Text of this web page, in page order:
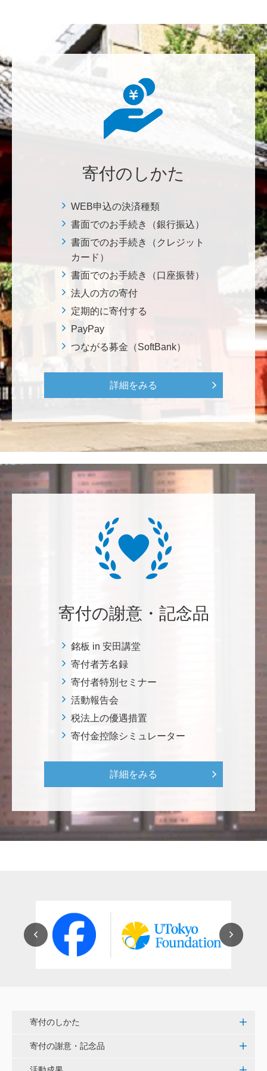
美味しいお寿司、刺身、美味しい魚、美味しい日本
も未来永劫 美味しいお寿司、刺身、日本米を子供た
ち、孫たち、子々孫々へ <国際水産研究教育基金>
す。募金することにより、私自身も参加しているよう
プロジェクト>
株式会社Ｌｅｇａｌｓｃａｐｅ
当社は、IS・CSで学んだ知見を法領域に応用するとこ
ろから始まりました。この社会でますますコンピュー
タ科学の力が発揮されるよう祈念して、支援いたしま
す。 <コンピュータサイエンス教育支援基金>
世界に貢献を！
田畑 和樹
対校戦勝利、インカレ優勝目指して頑張ってくださ
い！ <漕艇部>
自身の高齢化とともに、障害のある方の苦労がよく理
解できるようになりました。パンフに出ている「重た
いドアの自動ドア化あるいは開閉しやすい折り戸化」
をはじめとして、身近なことでやらなければならない
です。 <障害のある学生や研究者の活躍応援基金>
恵良 道信
リベラルアーツとしての経済学をさらに発展させて 下
さい。 <経済学研究科・経済学部支援基金>
紺野 邦昭
世界のISAKI」を実現し、日本を、そして世界をリー
ス・プロジェクト（三崎臨海実験所）>
穴吹 善範
昨春に開催された小石川植物園の観桜会は素晴らし
用いただけると幸いです。 <東京大学動物医療センタ
ー未来基金（東大VMC基金）>
白石流司、その始まりを赤門に。 <ひらけ！赤門プロ
ジェクト>
寄付のしかた
WEB申込の決済種類
書面でのお手続き（銀行振込）
書面でのお手続き（クレジット
カード）
書面でのお手続き（口座振替）
法人の方の寄付
定期的に寄付する
PayPay
つながる募金（SoftBank）
詳細をみる
寄付の謝意・記念品
銘板 in 安田講堂
寄付者芳名録
寄付者特別セミナー
活動報告会
税法上の優遇措置
寄付金控除シミュレーター
詳細をみる
寄付のしかた
寄付の謝意・記念品